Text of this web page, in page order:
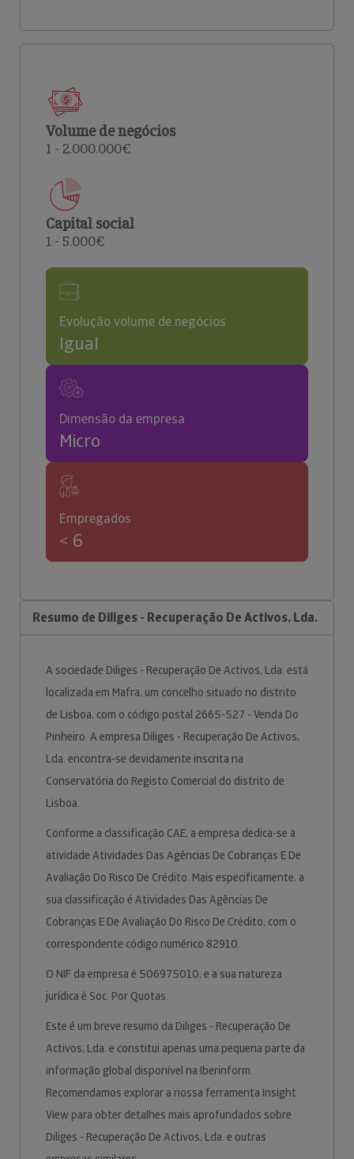
Volume de negócios
1 - 2.000.000€
Capital social
1 - 5.000€
Evolução volume de negócios
Igual
Dimensão da empresa
Micro
Empregados
< 6
Resumo de Diliges - Recuperação De Activos, Lda.
A sociedade Diliges - Recuperação De Activos, Lda. está
localizada em Mafra, um concelho situado no distrito
de Lisboa, com o código postal 2665-527 - Venda Do
Pinheiro. A empresa Diliges - Recuperação De Activos,
Lda. encontra-se devidamente inscrita na
Conservatória do Registo Comercial do distrito de
Lisboa.
Conforme a classificação CAE, a empresa dedica-se à
atividade Atividades Das Agências De Cobranças E De
Avaliação Do Risco De Crédito. Mais especificamente, a
sua classificação é Atividades Das Agências De
Cobranças E De Avaliação Do Risco De Crédito, com o
correspondente código numérico 82910.
O NIF da empresa é 506975010, e a sua natureza
jurídica é Soc. Por Quotas.
Este é um breve resumo da Diliges - Recuperação De
Activos, Lda. e constitui apenas uma pequena parte da
informação global disponível na Iberinform.
Recomendamos explorar a nossa ferramenta Insight
View para obter detalhes mais aprofundados sobre
Diliges - Recuperação De Activos, Lda. e outras